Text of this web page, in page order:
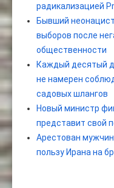
радикализацией
Бывший
выборов после
общественности
Каждый десятый
не намерен
садовых шлангов
Новый министр
представит свой
Арестован
пользу Ирана на